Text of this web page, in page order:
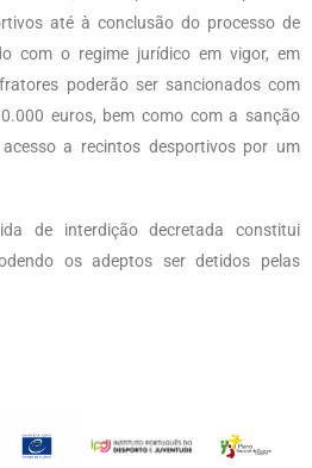
até à conclusão do processo de
com o regime jurídico em vigor, em
poderão ser sancionados com
euros, bem como com a sanção
a recintos desportivos por um
de interdição decretada constitui
os adeptos ser detidos pelas